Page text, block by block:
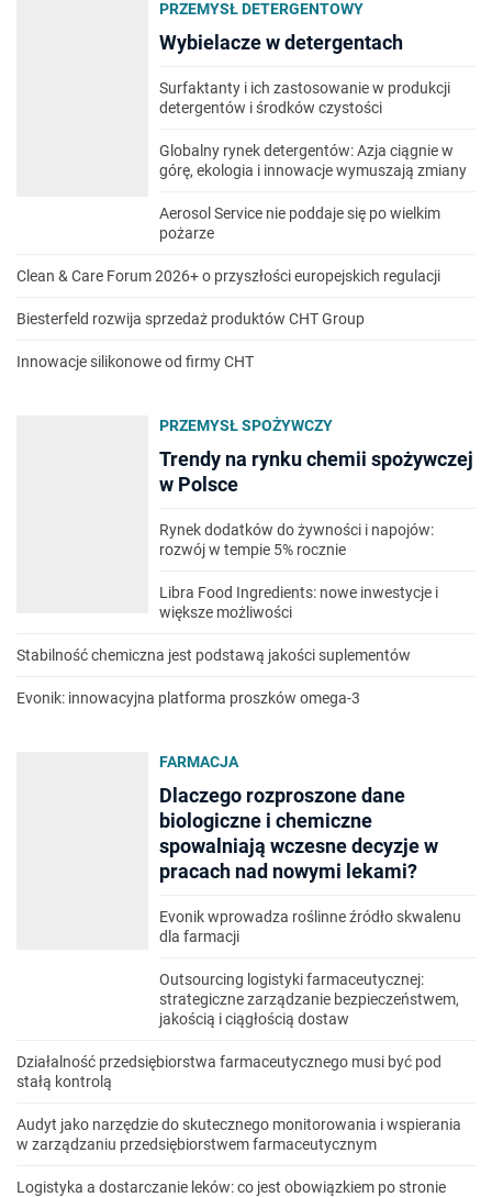
PRZEMYSŁ DETERGENTOWY
Wybielacze w detergentach
Surfaktanty i ich zastosowanie w produkcji
detergentów i środków czystości
Globalny rynek detergentów: Azja ciągnie w
górę, ekologia i innowacje wymuszają zmiany
Aerosol Service nie poddaje się po wielkim
pożarze
Clean & Care Forum 2026+ o przyszłości europejskich regulacji
Biesterfeld rozwija sprzedaż produktów CHT Group
Innowacje silikonowe od firmy CHT
PRZEMYSŁ SPOŻYWCZY
Trendy na rynku chemii spożywczej
w Polsce
Rynek dodatków do żywności i napojów:
rozwój w tempie 5% rocznie
Libra Food Ingredients: nowe inwestycje i
większe możliwości
Stabilność chemiczna jest podstawą jakości suplementów
Evonik: innowacyjna platforma proszków omega-3
FARMACJA
Dlaczego rozproszone dane
biologiczne i chemiczne
spowalniają wczesne decyzje w
pracach nad nowymi lekami?
Evonik wprowadza roślinne źródło skwalenu
dla farmacji
Outsourcing logistyki farmaceutycznej:
strategiczne zarządzanie bezpieczeństwem,
jakością i ciągłością dostaw
Działalność przedsiębiorstwa farmaceutycznego musi być pod
stałą kontrolą
Audyt jako narzędzie do skutecznego monitorowania i wspierania
w zarządzaniu przedsiębiorstwem farmaceutycznym
Logistyka a dostarczanie leków: co jest obowiązkiem po stronie